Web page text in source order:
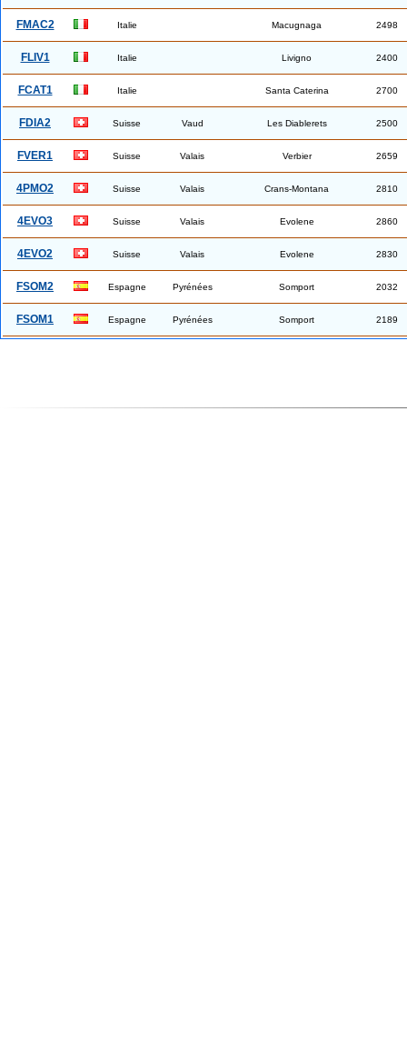
FMAC2 Italie Macugnaga 2498
FLIV1 Italie Livigno 2400
FCAT1 Italie Santa Caterina 2700
FDIA2 Suisse Vaud Les Diablerets 2500
FVER1 Suisse Valais Verbier 2659
4PMO2 Suisse Valais Crans-Montana 2810
4EVO3 Suisse Valais Evolene 2860
4EVO2 Suisse Valais Evolene 2830
FSOM2 Espagne Pyrénées Somport 2032
FSOM1 Espagne Pyrénées Somport 2189